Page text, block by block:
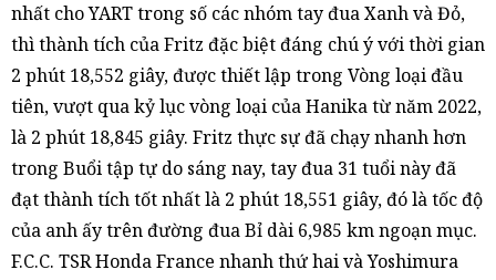
nhất cho YART trong số các nhóm tay đua Xanh và Đỏ,
thì thành tích của Fritz đặc biệt đáng chú ý với thời gian
2 phút 18,552 giây, được thiết lập trong Vòng loại đầu
tiên, vượt qua kỷ lục vòng loại của Hanika từ năm 2022,
là 2 phút 18,845 giây. Fritz thực sự đã chạy nhanh hơn
trong Buổi tập tự do sáng nay, tay đua 31 tuổi này đã
đạt thành tích tốt nhất là 2 phút 18,551 giây, đó là tốc độ
của anh ấy trên đường đua Bỉ dài 6,985 km ngoạn mục.
F.C.C. TSR Honda France nhanh thứ hai và Yoshimura